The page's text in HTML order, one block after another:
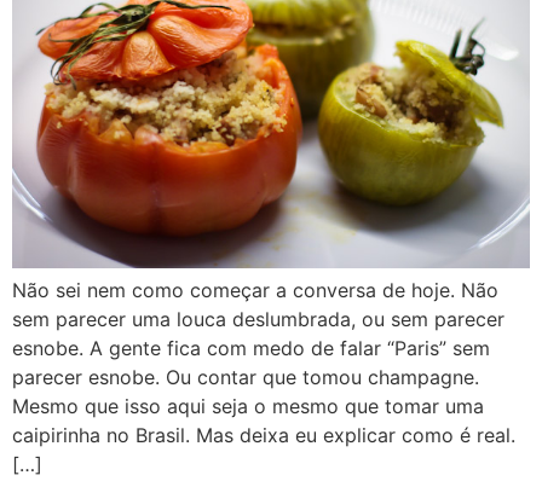
Não sei nem como começar a conversa de hoje. Não
sem parecer uma louca deslumbrada, ou sem parecer
esnobe. A gente fica com medo de falar “Paris” sem
parecer esnobe. Ou contar que tomou champagne.
Mesmo que isso aqui seja o mesmo que tomar uma
caipirinha no Brasil. Mas deixa eu explicar como é real.
[…]